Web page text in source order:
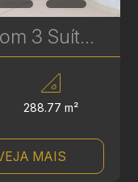
Casa Semimobiliada com 3 Suítes à Venda no Condomínio Paysage Royale – Campo Comprido, Curitiba | Ref 668
288.77 m²
MAIS